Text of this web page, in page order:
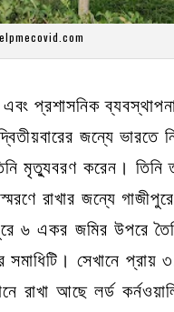
প্রশাসনিক
জন্যে ভারতে
মৃত্যুবরণ করেন। তিনি
রাখার জন্যে
৬ একর জমির উপরে
সেখানে প্রায়
আছে লর্ড